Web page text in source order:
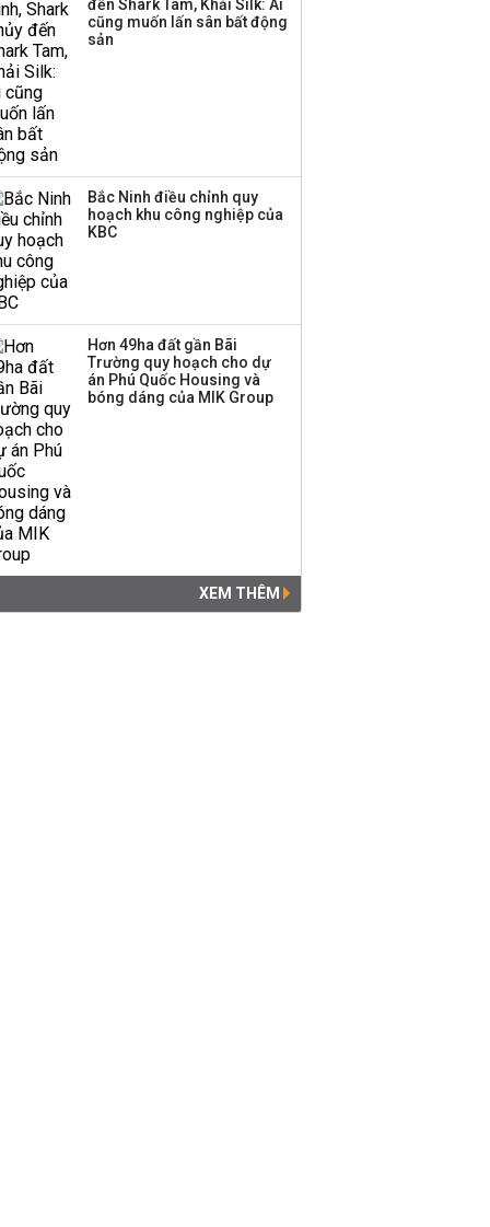
đến Shark Tam, Khải Silk: Ai
cũng muốn lấn sân bất động
sản
Bắc Ninh điều chỉnh quy
hoạch khu công nghiệp của
KBC
Hơn 49ha đất gần Bãi
Trường quy hoạch cho dự
án Phú Quốc Housing và
bóng dáng của MIK Group
XEM THÊM